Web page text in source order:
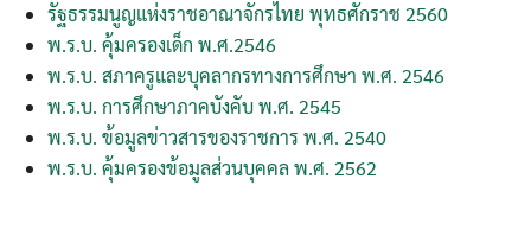
รัฐธรรมนูญแห่งราชอาณาจักรไทย พุทธศักราช 2560
พ.ร.บ. คุ้มครองเด็ก พ.ศ.2546
พ.ร.บ. สภาครูและบุคลากรทางการศึกษา พ.ศ. 2546
พ.ร.บ. การศึกษาภาคบังคับ พ.ศ. 2545
พ.ร.บ. ข้อมูลข่าวสารของราชการ พ.ศ. 2540
พ.ร.บ. คุ้มครองข้อมูลส่วนบุคคล พ.ศ. 2562